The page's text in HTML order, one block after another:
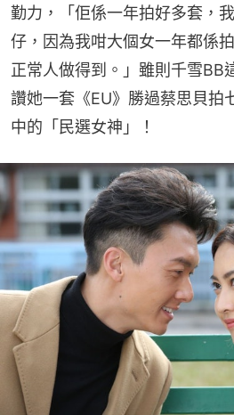
勤力，「佢係一年拍好多套，
仔，因為我咁大個女一年都係
正常人做得到。」雖則千雪BB
讚她一套《EU》勝過蔡思貝拍
中的「民選女神」！